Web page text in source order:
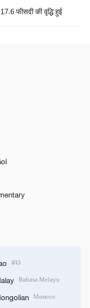
फीसदी की वृद्धि हुई
ລາວ
Bahasa Melayu
Монгол